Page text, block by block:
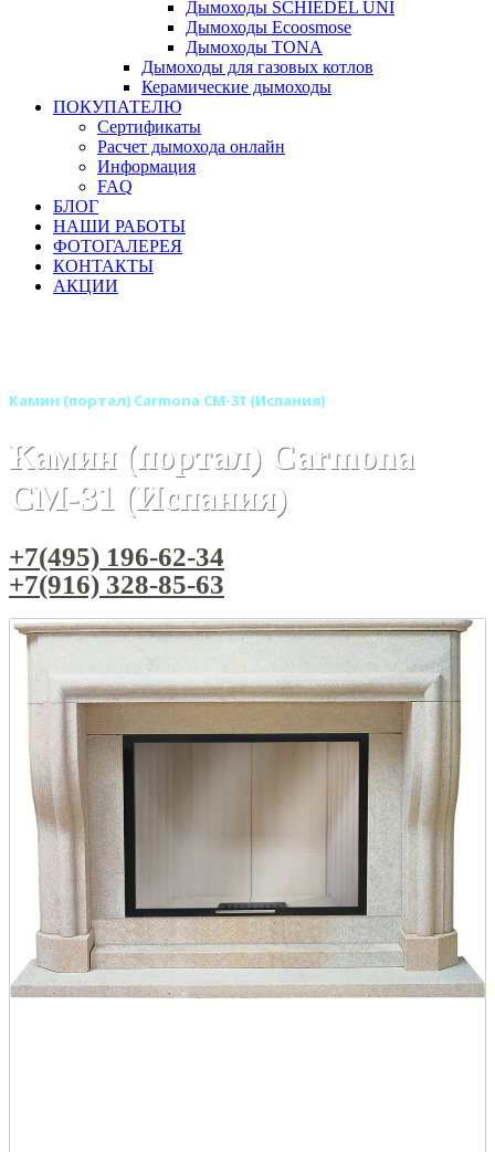
Дымоходы SCHIEDEL UNI
Дымоходы Ecoosmose
Дымоходы TONA
Дымоходы для газовых котлов
Керамические дымоходы
ПОКУПАТЕЛЮ
Сертификаты
Расчет дымохода онлайн
Информация
FAQ
БЛОГ
НАШИ РАБОТЫ
ФОТОГАЛЕРЕЯ
КОНТАКТЫ
АКЦИИ
Камин (портал) Carmona CM-31 (Испания)
Камин (портал) Carmona
CM-31 (Испания)
+7(495) 196-62-34
+7(916) 328-85-63